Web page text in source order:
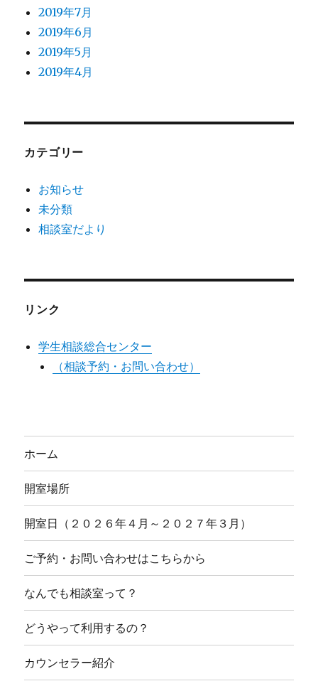
2019年7月
2019年6月
2019年5月
2019年4月
カテゴリー
お知らせ
未分類
相談室だより
リンク
学生相談総合センター
（相談予約・お問い合わせ）
ホーム
開室場所
開室日（２０２６年４月～２０２７年３月）
ご予約・お問い合わせはこちらから
なんでも相談室って？
どうやって利用するの？
カウンセラー紹介